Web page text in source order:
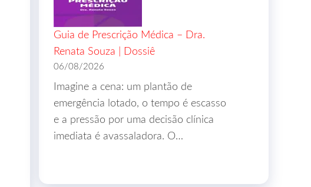
Guia de Prescrição Médica – Dra.
Renata Souza | Dossiê
06/08/2026
Imagine a cena: um plantão de
emergência lotado, o tempo é escasso
e a pressão por uma decisão clínica
imediata é avassaladora. O…